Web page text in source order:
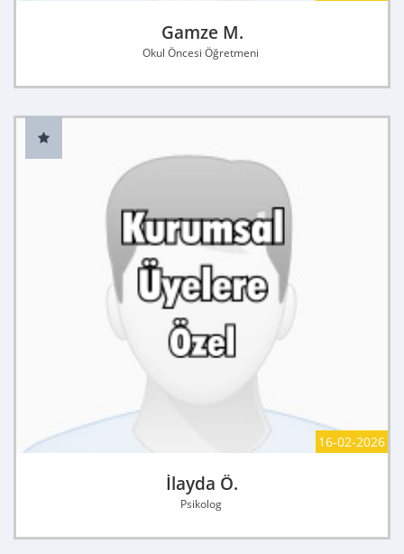
Gamze M.
Okul Öncesi Öğretmeni
16-02-2026
İlayda Ö.
Psikolog